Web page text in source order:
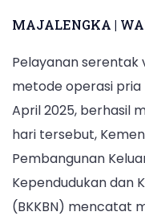
MAJALENGKA |
Pelayanan
metode operasi pria
April 2025, berhasil
hari tersebut,
Pembangunan
Kependudukan dan
(BKKBN) mencatat